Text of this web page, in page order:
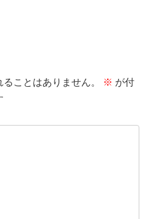
ことはありません。 ※ が付